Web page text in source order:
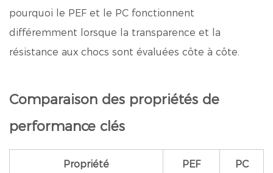
pourquoi le PEF et le PC fonctionnent
différemment lorsque la transparence et la
résistance aux chocs sont évaluées côte à côte.
Comparaison des propriétés de
performance clés
Propriété PEF PC